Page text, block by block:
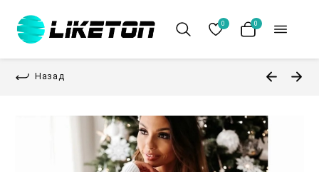
0 0
Назад